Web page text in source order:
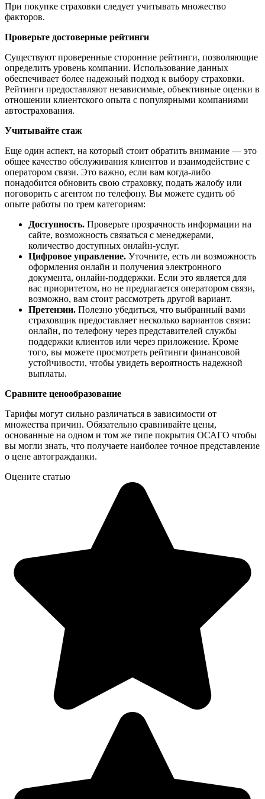
При покупке страховки следует учитывать множество
факторов.
Проверьте достоверные рейтинги
Существуют проверенные сторонние рейтинги, позволяющие
определить уровень компании. Использование данных
обеспечивает более надежный подход к выбору страховки.
Рейтинги предоставляют независимые, объективные оценки в
отношении клиентского опыта с популярными компаниями
автострахования.
Учитывайте стаж
Еще один аспект, на который стоит обратить внимание — это
общее качество обслуживания клиентов и взаимодействие с
оператором связи. Это важно, если вам когда-либо
понадобится обновить свою страховку, подать жалобу или
поговорить с агентом по телефону. Вы можете судить об
опыте работы по трем категориям:
Доступность. Проверьте прозрачность информации на
сайте, возможность связаться с менеджерами,
количество доступных онлайн-услуг.
Цифровое управление. Уточните, есть ли возможность
оформления онлайн и получения электронного
документа, онлайн-поддержки. Если это является для
вас приоритетом, но не предлагается оператором связи,
возможно, вам стоит рассмотреть другой вариант.
Претензии. Полезно убедиться, что выбранный вами
страховщик предоставляет несколько вариантов связи:
онлайн, по телефону через представителей службы
поддержки клиентов или через приложение. Кроме
того, вы можете просмотреть рейтинги финансовой
устойчивости, чтобы увидеть вероятность надежной
выплаты.
Сравните ценообразование
Тарифы могут сильно различаться в зависимости от
множества причин. Обязательно сравнивайте цены,
основанные на одном и том же типе покрытия ОСАГО чтобы
вы могли знать, что получаете наиболее точное представление
о цене автогражданки.
Оцените статью